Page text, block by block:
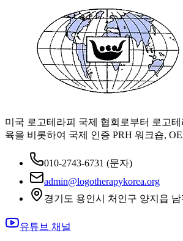
미국 로고테라피 국제 협회로부터 로고
육을 비롯하여 국제 인증 PRH 워크숍,
010-2743-6731 (문자)
admin@logotherapykorea.org
경기도 용인시 처인구 양지읍
유튜브 채널